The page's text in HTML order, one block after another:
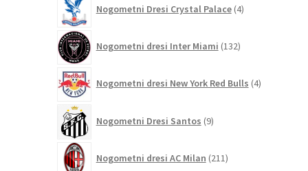
Nogometni Dresi Crystal Palace 4izdelki
Nogometni dresi Inter Miami 132izdelkov
Nogometni dresi New York Red Bulls 4izdelki
Nogometni Dresi Santos 9izdelkov
Nogometni dresi AC Milan 211izdelkov